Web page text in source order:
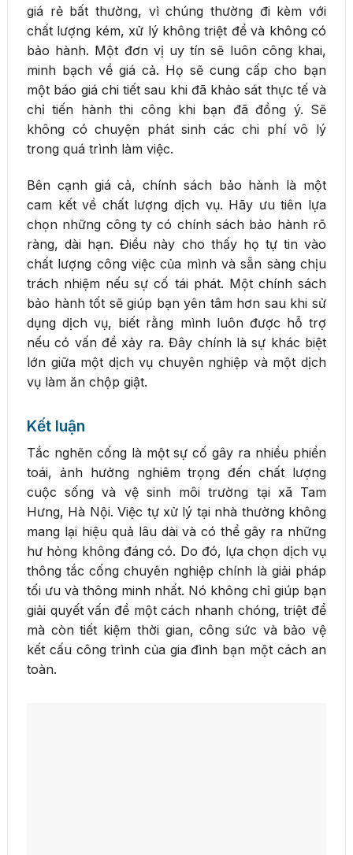
giá rẻ bất thường, vì chúng thường đi kèm với
chất lượng kém, xử lý không triệt để và không có
bảo hành. Một đơn vị uy tín sẽ luôn công khai,
minh bạch về giá cả. Họ sẽ cung cấp cho bạn
một báo giá chi tiết sau khi đã khảo sát thực tế và
chỉ tiến hành thi công khi bạn đã đồng ý. Sẽ
không có chuyện phát sinh các chi phí vô lý
trong quá trình làm việc.
Bên cạnh giá cả, chính sách bảo hành là một
cam kết về chất lượng dịch vụ. Hãy ưu tiên lựa
chọn những công ty có chính sách bảo hành rõ
ràng, dài hạn. Điều này cho thấy họ tự tin vào
chất lượng công việc của mình và sẵn sàng chịu
trách nhiệm nếu sự cố tái phát. Một chính sách
bảo hành tốt sẽ giúp bạn yên tâm hơn sau khi sử
dụng dịch vụ, biết rằng mình luôn được hỗ trợ
nếu có vấn đề xảy ra. Đây chính là sự khác biệt
lớn giữa một dịch vụ chuyên nghiệp và một dịch
vụ làm ăn chộp giật.
Kết luận
Tắc nghẽn cống là một sự cố gây ra nhiều phiền
toái, ảnh hưởng nghiêm trọng đến chất lượng
cuộc sống và vệ sinh môi trường tại xã Tam
Hưng, Hà Nội. Việc tự xử lý tại nhà thường không
mang lại hiệu quả lâu dài và có thể gây ra những
hư hỏng không đáng có. Do đó, lựa chọn dịch vụ
thông tắc cống chuyên nghiệp chính là giải pháp
tối ưu và thông minh nhất. Nó không chỉ giúp bạn
giải quyết vấn đề một cách nhanh chóng, triệt để
mà còn tiết kiệm thời gian, công sức và bảo vệ
kết cấu công trình của gia đình bạn một cách an
toàn.